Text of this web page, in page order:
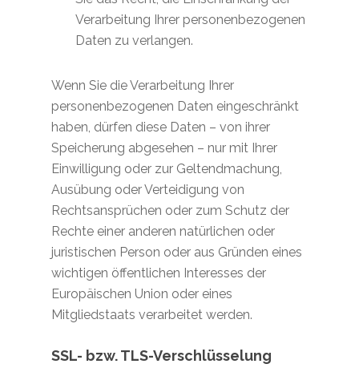
Verarbeitung Ihrer personenbezogenen
Daten zu verlangen.
Wenn Sie die Verarbeitung Ihrer
personenbezogenen Daten eingeschränkt
haben, dürfen diese Daten – von ihrer
Speicherung abgesehen – nur mit Ihrer
Einwilligung oder zur Geltendmachung,
Ausübung oder Verteidigung von
Rechtsansprüchen oder zum Schutz der
Rechte einer anderen natürlichen oder
juristischen Person oder aus Gründen eines
wichtigen öffentlichen Interesses der
Europäischen Union oder eines
Mitgliedstaats verarbeitet werden.
SSL- bzw. TLS-Verschlüsselung